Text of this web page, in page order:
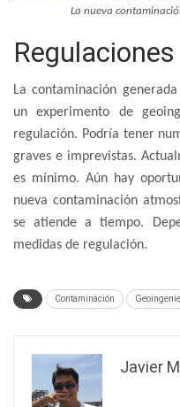
La nueva
Regulaciones
La contaminación
un experimento de
regulación. Podría tener
graves e imprevistas.
es mínimo. Aún hay
nueva contaminación
se atiende a tiempo.
medidas de regulación.
Contaminación
Javier